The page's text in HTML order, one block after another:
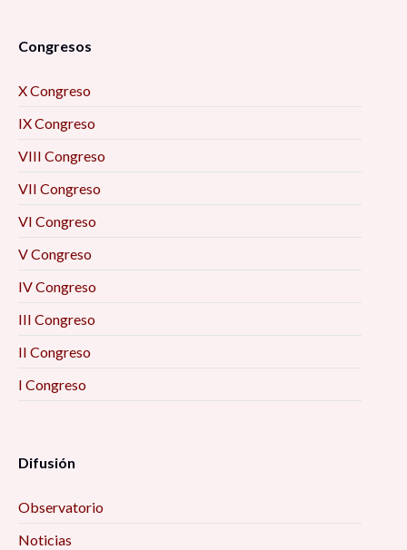
Congresos
X Congreso
IX Congreso
VIII Congreso
VII Congreso
VI Congreso
V Congreso
IV Congreso
III Congreso
II Congreso
I Congreso
Difusión
Observatorio
Noticias